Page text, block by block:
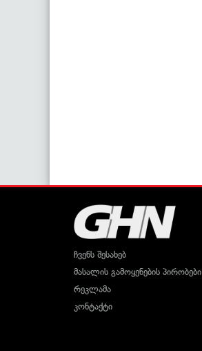
ჩვენს შესახებ
მასალის გამოყენების პირობები
რეკლამა
კონტაქტი